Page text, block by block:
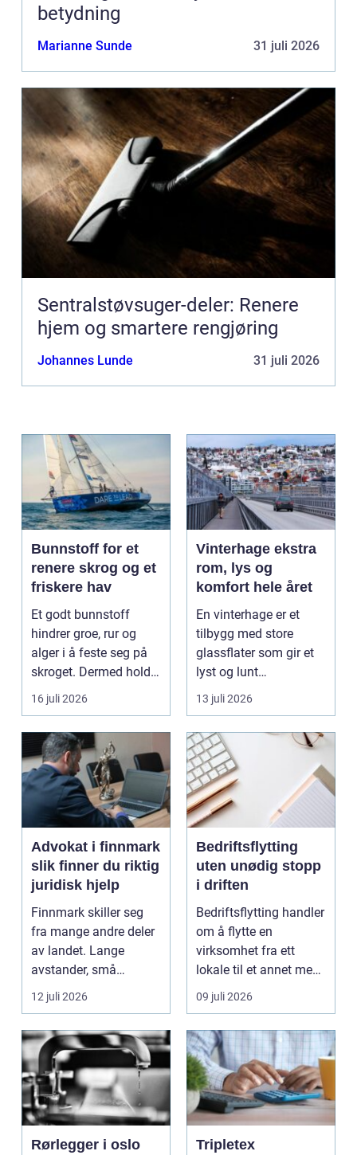
betydning
Marianne Sunde 31 juli 2026
Sentralstøvsuger-deler: Renere
hjem og smartere rengjøring
Johannes Lunde 31 juli 2026
Bunnstoff for et
renere skrog og et
friskere hav
Et godt bunnstoff
hindrer groe, rur og
alger i å feste seg på
skroget. Dermed holder
båten bedre far...
16 juli 2026
Vinterhage ekstra
rom, lys og
komfort hele året
En vinterhage er et
tilbygg med store
glassflater som gir et
lyst og lunt
oppholdsrom nær
hagen, ogs...
13 juli 2026
Advokat i finnmark
slik finner du riktig
juridisk hjelp
Finnmark skiller seg
fra mange andre deler
av landet. Lange
avstander, små
lokalsamfunn, sterk
tilkn...
12 juli 2026
Bedriftsflytting
uten unødig stopp
i driften
Bedriftsflytting handler
om å flytte en
virksomhet fra ett
lokale til et annet med
minst mulig...
09 juli 2026
Rørlegger i oslo
Tripletex